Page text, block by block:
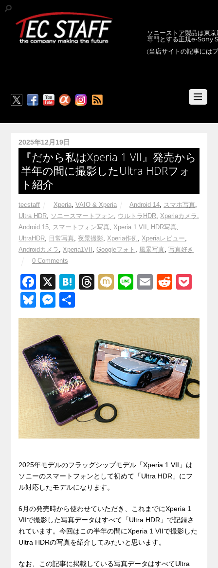
ソニーストア製品は東
専門とする正規e-Sony
(当店サイトの記事には
2025年12月19日
『だから私はXperia 1 VII』発売から
半年の間に撮影したUltra HDRフォ
ト紹介
tecstaff Xperia, VAIO & Xperia Android 14, スマホ写真,
Ultra HDR, ソニースマートフォン, ウルトラHDR,Xperiaカメラ ,
Android 15, スマートフォン写真,Xperia 1 VII , HDR写真,
UltraHDR, 日常写真,夜景撮影,Xperia作例 ,Xperiaレビュー,
Androidカメラ ,Xperia1VII ,Googleフォト , 風景写真,写真好き
0 Comments
F
a
c
e
b
o
o
k
X
H
e
n
a
T
e
a
d
s
M
Li
e
E
ail
R
d
di
t
ck
et
Bl
u
e
sk
y
M
e
ss
e
n
g
er
有
2025年モデルのフラッグシップモデル「Xperia 1 VII」は
ソニーのスマートフォンとして初めて「Ultra HDR」にフ
ル対応したモデルになります。
6月の発売時から使わせていただき、これまでにXperia 1
VIIで撮影した写真データはすべて「Ultra HDR」で記録さ
れています。今回はこの半年の間にXperia 1 VIIで撮影した
Ultra HDRの写真を紹介してみたいと思います。
なお、この記事に掲載している写真データはすべてUltra